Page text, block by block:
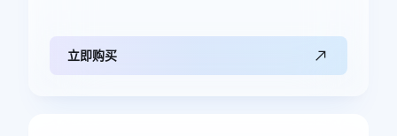
立即购买